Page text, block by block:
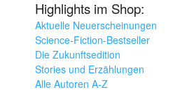
Highlights im Shop:
Aktuelle Neuerscheinungen
Science-Fiction-Bestseller
Die Zukunftsedition
Stories und Erzählungen
Alle Autoren A-Z